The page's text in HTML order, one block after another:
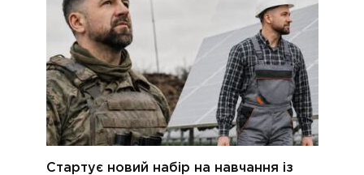
Стартує новий набір на навчання із